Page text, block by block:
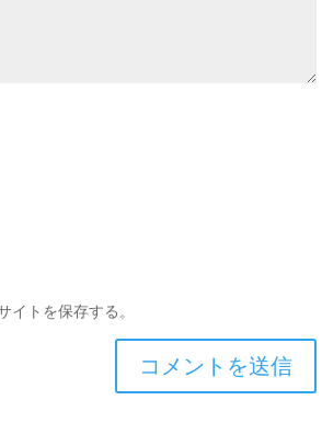
イトを保存する。